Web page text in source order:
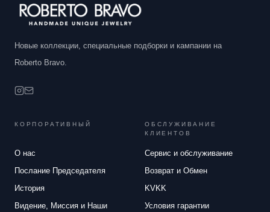
Новые коллекции, специальные подборки и кампании на
Roberto Bravo.
КОРПОРАТИВНЫЙ
О нас
Послание Председателя
История
Видение, Миссия и Наши
ОБСЛУЖИВАНИЕ
КЛИЕНТОВ
Сервис и обслуживание
Возврат и Обмен
KVKK
Условия гарантии